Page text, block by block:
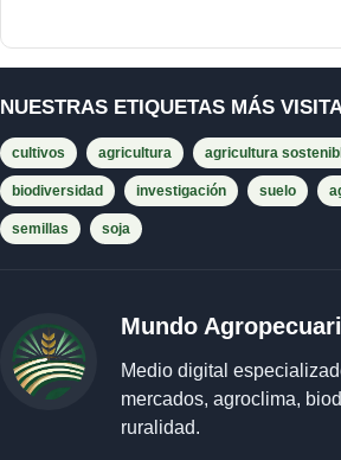
NUESTRAS ETIQUETAS MÁS
cultivos agricultura agricultura
biodiversidad investigación suelo
semillas soja
Mundo
Medio digital
mercados, agroclima,
ruralidad.